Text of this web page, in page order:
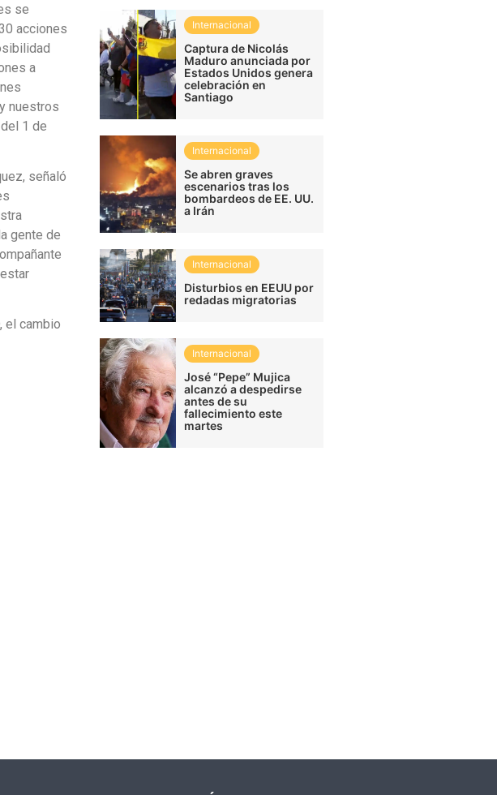
se
acciones
a
nuestros
1 de
señaló
gente de
el cambio
Internacional
Captura de Nicolás
Maduro anunciada por
Estados Unidos genera
celebración en
Santiago
Internacional
Se abren graves
escenarios tras los
bombardeos de EE. UU.
a Irán
Internacional
Disturbios en EEUU por
redadas migratorias
Internacional
José “Pepe” Mujica
alcanzó a despedirse
antes de su
fallecimiento este
martes